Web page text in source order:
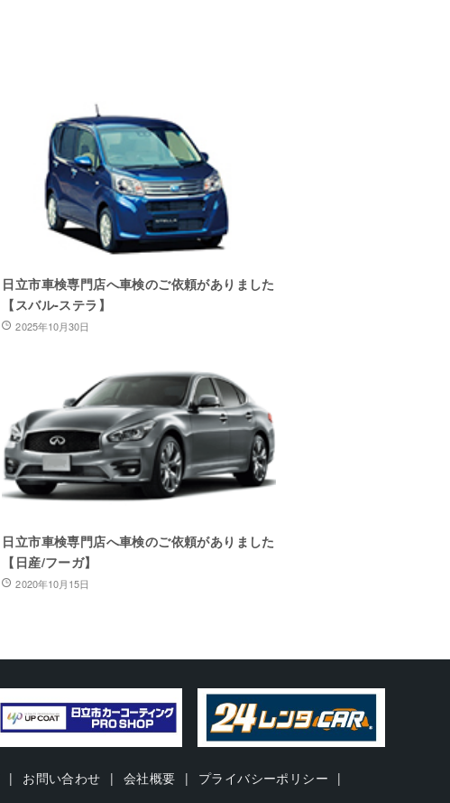
日立市車検専門店へ車検のご依頼がありました
【スバル-ステラ】
2025年10月30日
日立市車検専門店へ車検のご依頼がありました
【日産/フーガ】
2020年10月15日
お問い合わせ 会社概要
プライバシーポリシー